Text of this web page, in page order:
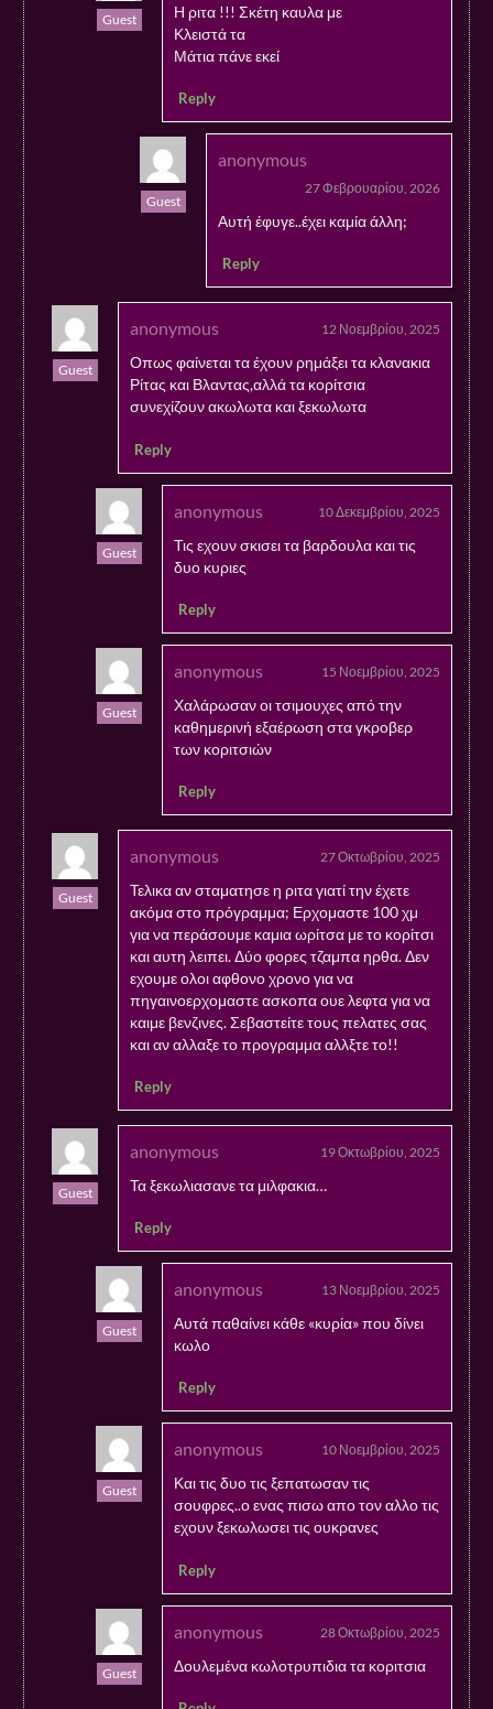
Guest
Η ριτα !!! Σκέτη καυλα με
Κλειστά τα
Μάτια πάνε εκεί
Reply
Guest
anonymous
27 Φεβρουαρίου, 2026
Αυτή έφυγε..έχει καμία άλλη;
Reply
Guest
anonymous 12 Νοεμβρίου, 2025
Οπως φαίνεται τα έχουν ρημάξει τα κλανακια
Ρίτας και Βλαντας,αλλά τα κορίτσια
συνεχίζουν ακωλωτα και ξεκωλωτα
Reply
Guest
anonymous 10 Δεκεμβρίου, 2025
Τις εχουν σκισει τα βαρδουλα και τις
δυο κυριες
Reply
Guest
anonymous 15 Νοεμβρίου, 2025
Χαλάρωσαν οι τσιμουχες από την
καθημερινή εξαέρωση στα γκροβερ
των κοριτσιών
Reply
Guest
anonymous 27 Οκτωβρίου, 2025
Τελικα αν σταματησε η ριτα γιατί την έχετε
ακόμα στο πρόγραμμα; Ερχομαστε 100 χμ
για να περάσουμε καμια ωρίτσα με το κορίτσι
και αυτη λειπει. Δύο φορες τζαμπα ηρθα. Δεν
εχουμε ολοι αφθονο χρονο για να
πηγαινοερχομαστε ασκοπα ουε λεφτα για να
καιμε βενζινες. Σεβαστείτε τους πελατες σας
και αν αλλαξε το προγραμμα αλλξτε το!!
Reply
Guest
anonymous 19 Οκτωβρίου, 2025
Τα ξεκωλιασανε τα μιλφακια…
Reply
Guest
anonymous 13 Νοεμβρίου, 2025
Αυτά παθαίνει κάθε «κυρία» που δίνει
κωλο
Reply
Guest
anonymous 10 Νοεμβρίου, 2025
Και τις δυο τις ξεπατωσαν τις
σουφρες..ο ενας πισω απο τον αλλο τις
εχουν ξεκωλωσει τις ουκρανες
Reply
Guest
anonymous 28 Οκτωβρίου, 2025
Δουλεμένα κωλοτρυπιδια τα κοριτσια